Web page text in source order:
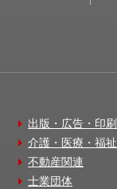
出版・広告・印刷
介護・医療・福祉
不動産関連
士業団体